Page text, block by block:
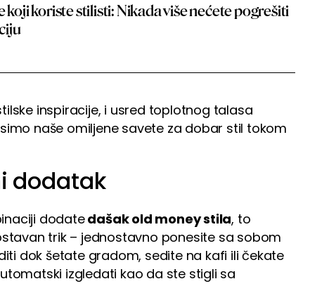
koji koriste stilisti: Nikada više nećete pogrešiti
inspiracije, i usred toplotnog talasa
naše omiljene savete za dobar stil tokom
dodatak
dodatedašak old money stila, to
trik – jednostavno ponesite sa sobom
dok šetate gradom, sedite na kafi ili čekate
izgledati kao da ste stigli sa